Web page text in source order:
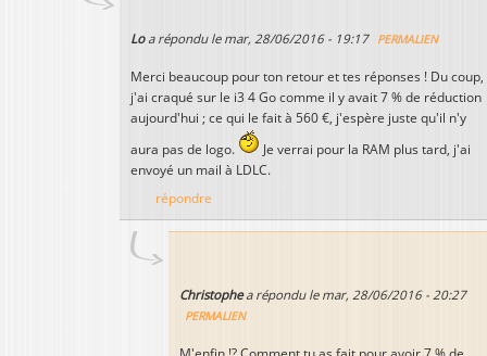
Loa répondu le mar, 28/06/2016 - 19:17 PERMALIEN
Merci beaucoup pour ton retour et tes réponses ! Du coup,
j'ai craqué sur le i3 4 Go comme il y avait 7 % de réduction
aujourd'hui ; ce qui le fait à 560 €, j'espère juste qu'il n'y
aura pas de logo.
Je verrai pour la RAM plus tard, j'ai
envoyé un mail à LDLC.
répondre
Christophea répondu le mar, 28/06/2016 - 20:27
PERMALIEN